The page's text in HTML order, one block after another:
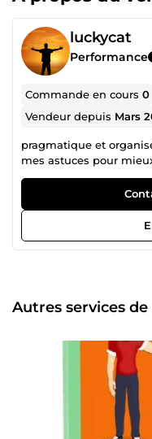
luckycat
Performance
Commande en cours0
Vendeur depuis Mars
pragmatique et
mes astuces pour
Autres services